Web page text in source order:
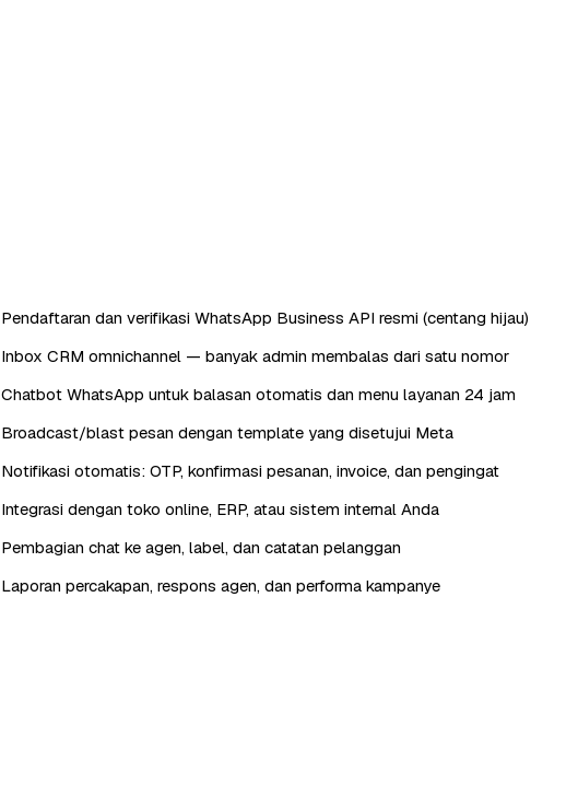
Pendaftaran dan verifikasi WhatsApp Business API resmi (centang hijau)
Inbox CRM omnichannel — banyak admin membalas dari satu nomor
Chatbot WhatsApp untuk balasan otomatis dan menu layanan 24 jam
Broadcast/blast pesan dengan template yang disetujui Meta
Notifikasi otomatis: OTP, konfirmasi pesanan, invoice, dan pengingat
Integrasi dengan toko online, ERP, atau sistem internal Anda
Pembagian chat ke agen, label, dan catatan pelanggan
Laporan percakapan, respons agen, dan performa kampanye